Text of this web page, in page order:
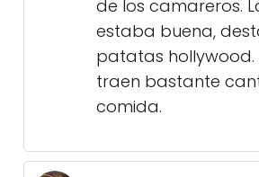
de los camareros.
estaba buena,
patatas hollywood.
traen bastante
comida.